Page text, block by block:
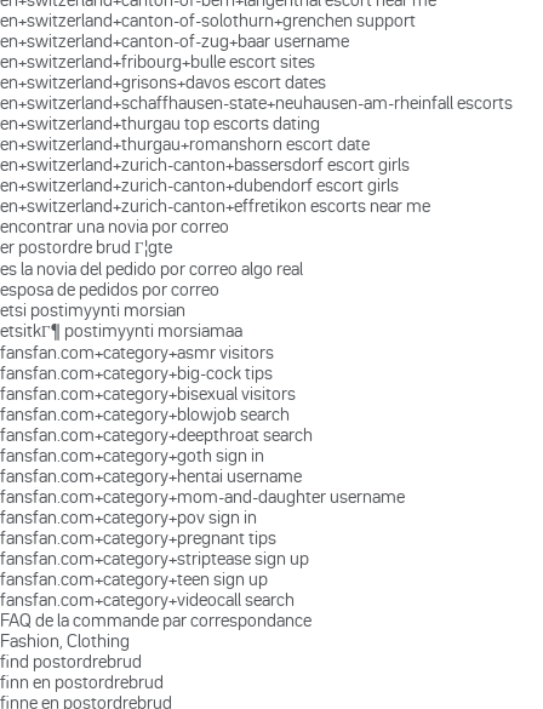
en+switzerland+canton-of-solothurn+grenchen support
en+switzerland+canton-of-zug+baar username
en+switzerland+fribourg+bulle escort sites
en+switzerland+grisons+davos escort dates
en+switzerland+schaffhausen-state+neuhausen-am-rheinfall escorts
en+switzerland+thurgau top escorts dating
en+switzerland+thurgau+romanshorn escort date
en+switzerland+zurich-canton+bassersdorf escort girls
en+switzerland+zurich-canton+dubendorf escort girls
en+switzerland+zurich-canton+effretikon escorts near me
encontrar una novia por correo
er postordre brud Г¦gte
es la novia del pedido por correo algo real
esposa de pedidos por correo
etsi postimyynti morsian
etsitkГ¶ postimyynti morsiamaa
fansfan.com+category+asmr visitors
fansfan.com+category+big-cock tips
fansfan.com+category+bisexual visitors
fansfan.com+category+blowjob search
fansfan.com+category+deepthroat search
fansfan.com+category+goth sign in
fansfan.com+category+hentai username
fansfan.com+category+mom-and-daughter username
fansfan.com+category+pov sign in
fansfan.com+category+pregnant tips
fansfan.com+category+striptease sign up
fansfan.com+category+teen sign up
fansfan.com+category+videocall search
FAQ de la commande par correspondance
Fashion, Clothing
find postordrebrud
finn en postordrebrud
finne en postordrebrud